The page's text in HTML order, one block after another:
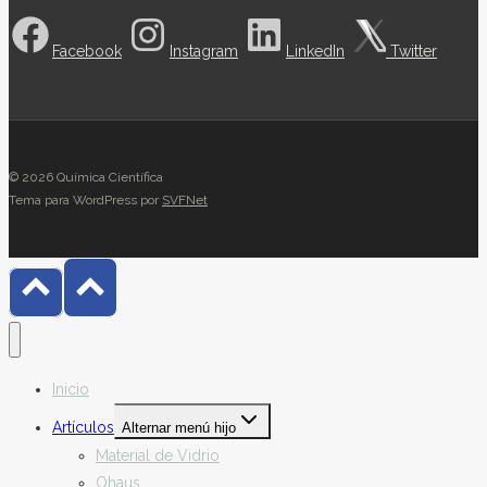
Facebook Instagram LinkedIn Twitter
© 2026 Química Científica
Tema para WordPress por SVFNet
Inicio
Artículos Alternar menú hijo
Material de Vidrio
Ohaus